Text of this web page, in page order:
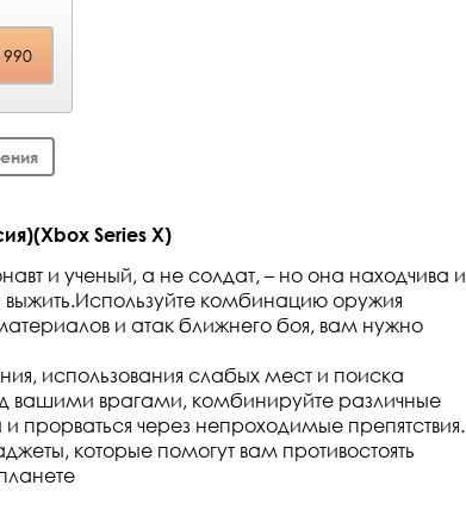
990
Series X)
и ученый, а не солдат, – но она находчива и
комбинацию оружия
и атак ближнего боя, вам нужно
использования слабых мест и поиска
вашими врагами, комбинируйте различные
прорваться через непроходимые препятствия.
которые помогут вам противостоять